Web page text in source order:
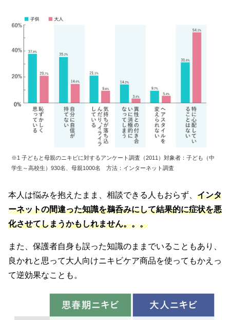
※1 子どもと母親のニキビに対するアンケート調査（2011）対象者：子ども（中
学生～高校生）930名、母親1000名 方法：インターネット調査
本人は悩みを抱えたまま、相談できる人もおらず、 インタ
ーネットの間違った知識を鵜呑みにして結果的に症状を悪
化させてしまうかもしれません。。。
また、保護者自身も誤った知識のままでいることもあり、
良かれと思って大人向けニキビケア商品を使ってもかえっ
て逆効果なことも。